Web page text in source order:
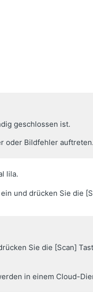
geschlossen ist.
oder Bildfehler auftreten.
lila.
und drücken Sie die
Sie die [Scan]
in einem Cloud-